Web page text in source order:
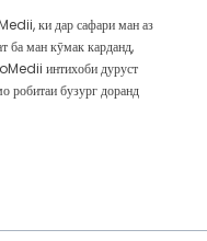
мушкилоти гурдаам ҳама
пас аз он буд, ки ман бо
онҳо тамос гирифтам.